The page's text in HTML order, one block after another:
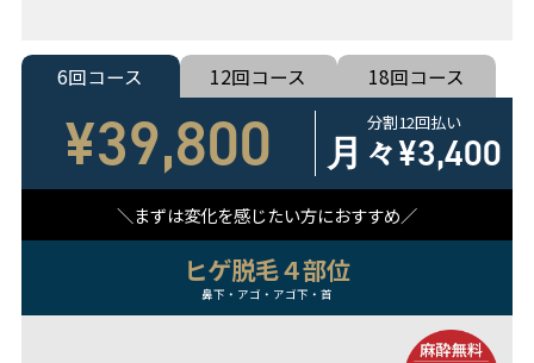
6回コース 12回コース 18回コース
¥39,800 分割12回払い
月々¥3,400
まずは変化を感じたい方におすすめ
ヒゲ脱毛４部位
鼻下・アゴ・アゴ下・首